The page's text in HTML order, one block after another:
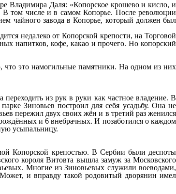
Владимира Даля: «Копорское крошево и кисло, и
В том числе и в самом Копорье. После революции
чайного завода в Копорье, который должен был
недалеко от Копорской крепости, на Торговой
напитков, кофе, какао и прочего. Но копорский
это намогильные памятники. На одном из них
переходить из рук в руки как частное владение. В
Зиновьев построил для себя усадьбу. Она не
пережил двух своих жён и в третий раз женился
и 6 внебрачных. И позаботился о каждом
усыпальницу.
Копорской крепостью. В Сербии были деспоты
короля Витовта вышла замуж за Московского
Многие из Зиновьевых служили воеводами,
и вправду такой родовитый дворянин имел